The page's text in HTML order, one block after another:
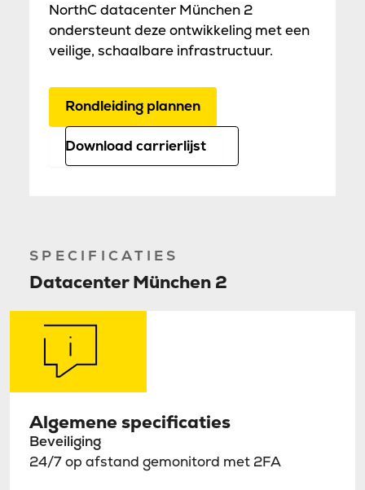
NorthC datacenter München 2
ondersteunt deze ontwikkeling met een
veilige, schaalbare infrastructuur.
Rondleiding plannen
Download carrierlijst
SPECIFICATIES
Datacenter München 2
Algemene specificaties
Beveiliging
24/7 op afstand gemonitord met 2FA